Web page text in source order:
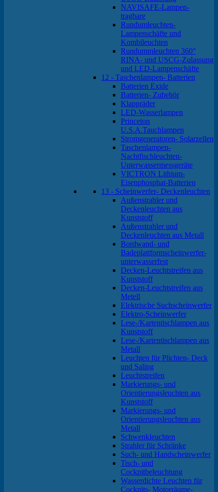
NAVISAFE-Lampen-
tragbare
Rundumleuchten-
Lampenschäfte und
Kombileuchten
Rundummleuchten 360°
RINA- und USCG-Zulassung
und LED-Lampenschäfte
12 - Taschenlampen- Batterien
Batterien Exide
Batterien- Zubehör
Klappräder
LED-Wasserlampen
Princeton
U.S.A.Tauchlampen
Stromgeneratoren- Solarzellen
Taschenlampen-
Nachtfischleuchten-
Unterwassermessgeräte
VICTRON Lithium-
Eisenphosphat-Batterien
13 - Scheinwerfer- Deckenleuchten
Außenstrahler und
Deckenleuchten aus
Kunststoff
Außenstrahler und
Deckenleuchten aus Metall
Bordwand- und
Badeplattformscheinwerfer-
unterwasserfest
Decken-Leuchtstreifen aus
Kunststoff
Decken-Leuchtstreifen aus
Metell
Elektrische Suchscheinwerfer
Elektro-Scheinwerfer
Lese-/Kartentischlampen aus
Kunststoff
Lese-/Kartentischlampen aus
Metall
Leuchten für Plichten- Deck
und Saling
Leuchtstreifen
Markierungs- und
Orientierungsleuchten aus
Kunststoff
Markierungs- und
Orientierungsleuchten aus
Metall
Schwenkleuchten
Strahler für Schränke
Such- und Handscheinwerfer
Tisch- und
Cockpitbeleuchtung
Wasserdichte Leuchten für
Cockpits- Motorräume-